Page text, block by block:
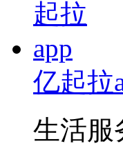
亿起拉
生活服